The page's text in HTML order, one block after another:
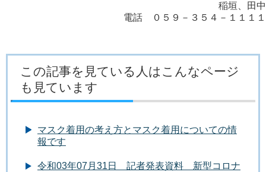
稲垣、田中
電話 ０５９－３５４－１１１１
この記事を見ている人はこんなページ
も見ています
マスク着用の考え方とマスク着用についての情
報です
令和03年07月31日 記者発表資料 新型コロナ